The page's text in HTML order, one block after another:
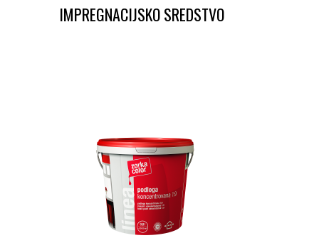
IMPREGNACIJSKO SREDSTVO